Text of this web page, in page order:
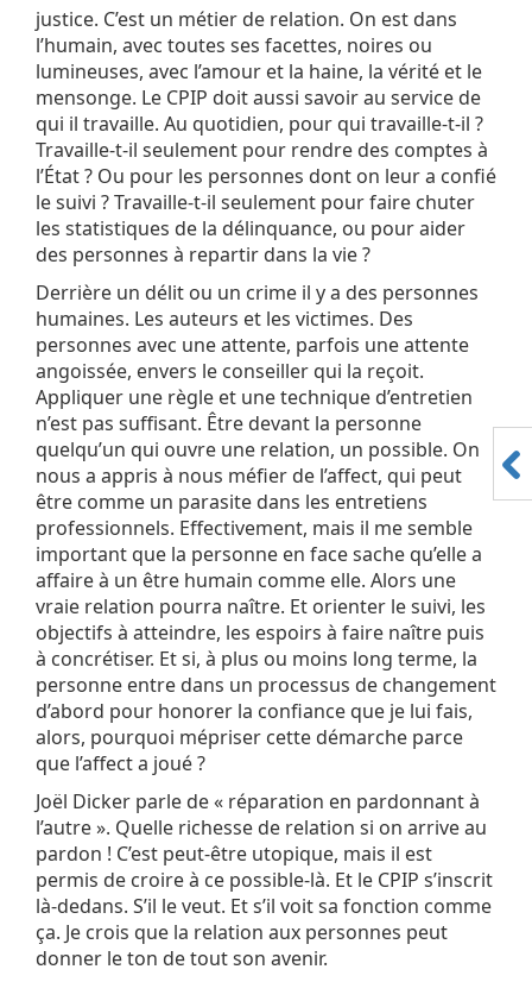
justice. C’est un métier de relation. On est dans
l’humain, avec toutes ses facettes, noires ou
lumineuses, avec l’amour et la haine, la vérité et le
mensonge. Le CPIP doit aussi savoir au service de
qui il travaille. Au quotidien, pour qui travaille-t-il ?
Travaille-t-il seulement pour rendre des comptes à
l’État ? Ou pour les personnes dont on leur a confié
le suivi ? Travaille-t-il seulement pour faire chuter
les statistiques de la délinquance, ou pour aider
des personnes à repartir dans la vie ?
Derrière un délit ou un crime il y a des personnes
humaines. Les auteurs et les victimes. Des
personnes avec une attente, parfois une attente
angoissée, envers le conseiller qui la reçoit.
Appliquer une règle et une technique d’entretien
n’est pas suffisant. Être devant la personne
quelqu’un qui ouvre une relation, un possible. On
nous a appris à nous méfier de l’affect, qui peut
être comme un parasite dans les entretiens
professionnels. Effectivement, mais il me semble
important que la personne en face sache qu’elle a
affaire à un être humain comme elle. Alors une
vraie relation pourra naître. Et orienter le suivi, les
objectifs à atteindre, les espoirs à faire naître puis
à concrétiser. Et si, à plus ou moins long terme, la
personne entre dans un processus de changement
d’abord pour honorer la confiance que je lui fais,
alors, pourquoi mépriser cette démarche parce
que l’affect a joué ?
Joël Dicker parle de « réparation en pardonnant à
l’autre ». Quelle richesse de relation si on arrive au
pardon ! C’est peut-être utopique, mais il est
permis de croire à ce possible-là. Et le CPIP s’inscrit
là-dedans. S’il le veut. Et s’il voit sa fonction comme
ça. Je crois que la relation aux personnes peut
donner le ton de tout son avenir.